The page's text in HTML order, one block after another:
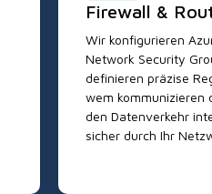
Firewall &
Wir konfigurieren
Network Security
definieren präzise
wem kommunizieren
den Datenverkehr
sicher durch Ihr